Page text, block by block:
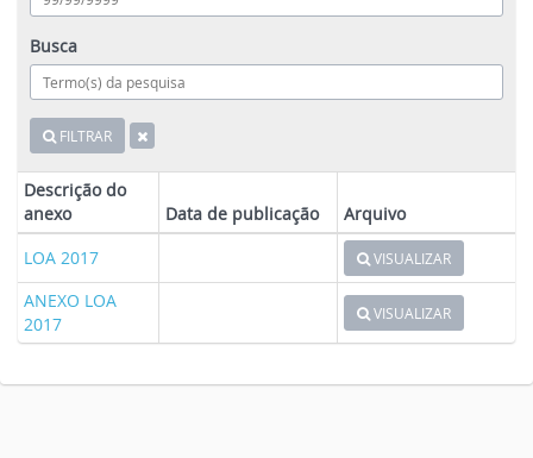
Busca
FILTRAR
Descrição do
anexo
Data de publicação
Arquivo
LOA 2017
VISUALIZAR
ANEXO LOA
2017
VISUALIZAR